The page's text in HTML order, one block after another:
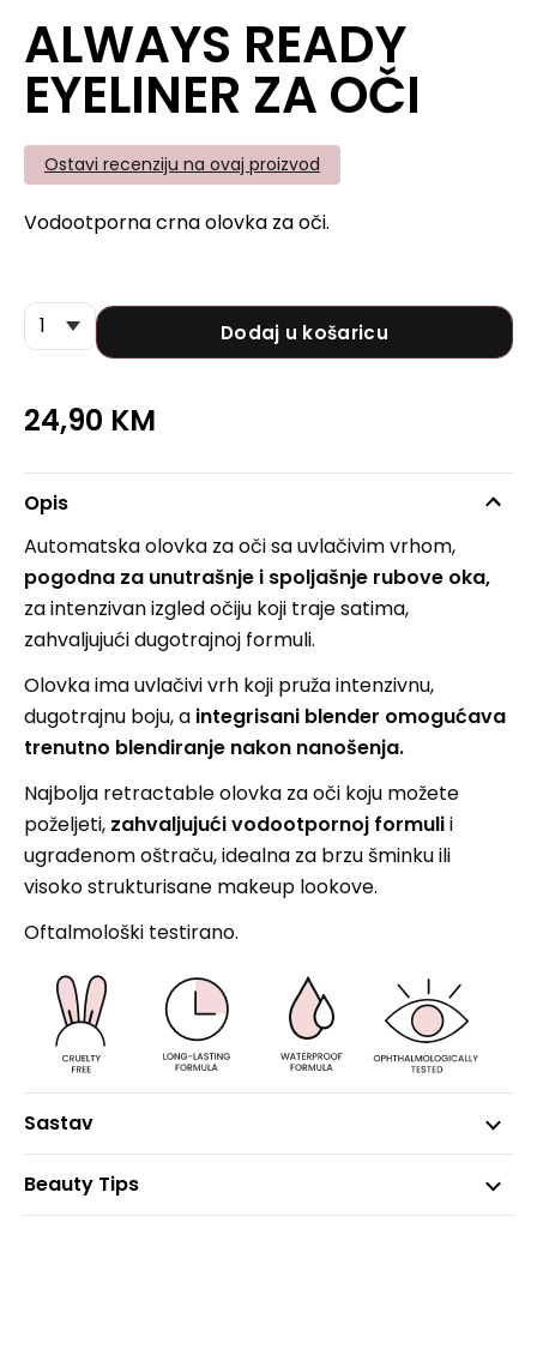
ALWAYS READY
EYELINER ZA OČI
Ostavi recenziju na ovaj proizvod
24,90 KM
Vodootporna crna olovka za oči.
Dodaj u košaricu
Opis
Automatska olovka za oči sa uvlačivim vrhom,
pogodna za unutrašnje i spoljašnje rubove oka,
za intenzivan izgled očiju koji traje satima,
zahvaljujući dugotrajnoj formuli.
Olovka ima uvlačivi vrh koji pruža intenzivnu,
dugotrajnu boju, a integrisani blender omogućava
trenutno blendiranje nakon nanošenja.
Najbolja retractable olovka za oči koju možete
poželjeti, zahvaljujući vodootpornoj formulii
ugrađenom oštraču, idealna za brzu šminku ili
visoko strukturisane makeup lookove.
Oftalmološki testirano.
Sastav
Beauty Tips